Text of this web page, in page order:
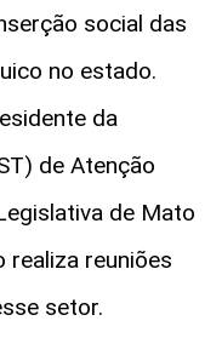
social das
no estado.
da
de Atenção
de Mato
realiza reuniões
setor.